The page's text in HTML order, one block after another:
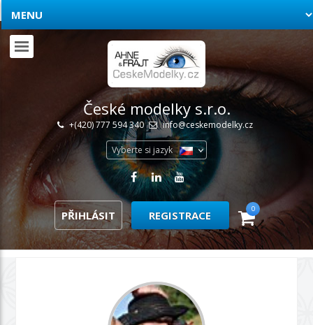
České modelky s.r.o.
+(420) 777 594 340 info@ceskemodelky.cz
Vyberte si jazyk
PŘIHLÁSIT REGISTRACE 0